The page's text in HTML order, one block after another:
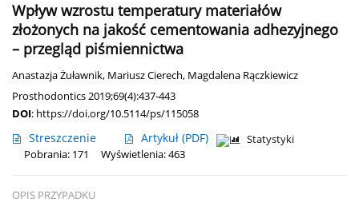
Wpływ wzrostu temperatury materiałów
złożonych na jakość cementowania adhezyjnego
– przegląd piśmiennictwa
Anastazja Żuławnik, Mariusz Cierech, Magdalena Rączkiewicz
Prosthodontics 2019;69(4):437-443
DOI: https://doi.org/10.5114/ps/115058
Streszczenie Artykuł (PDF)
Statystyki
Pobrania: 171
Wyświetlenia: 463
OPIS PRZYPADKU